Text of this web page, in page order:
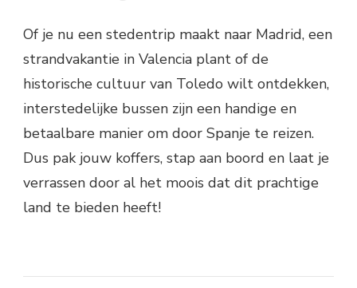
Of je nu een stedentrip maakt naar Madrid, een
strandvakantie in Valencia plant of de
historische cultuur van Toledo wilt ontdekken,
interstedelijke bussen zijn een handige en
betaalbare manier om door Spanje te reizen.
Dus pak jouw koffers, stap aan boord en laat je
verrassen door al het moois dat dit prachtige
land te bieden heeft!